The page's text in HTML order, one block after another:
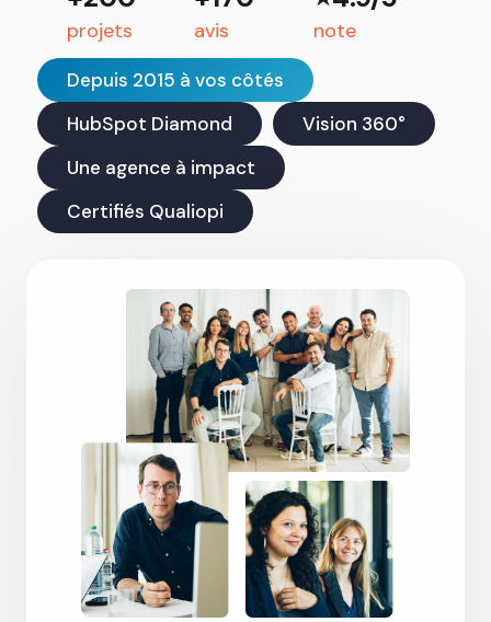
projets avis note
Depuis 2015 à vos côtés
HubSpot Diamond
Vision 360°
Une agence à impact
Certifiés Qualiopi